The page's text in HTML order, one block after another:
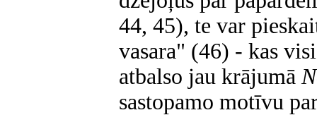
44, 45), te var
vasara" (46) - kas
atbalso jau krājumā
sastopamo motīvu